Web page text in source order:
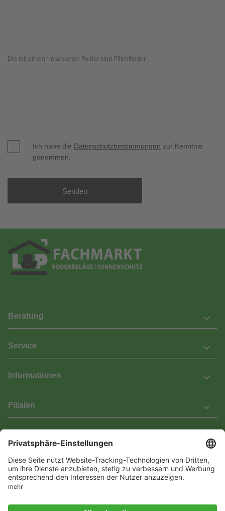
Die mit einem * markierten Felder sind Pflichtfelder.
Ich habe die Datenschutzbestimmungen zur Kenntnis
genommen.
Senden
Beratung
Service
Informationen
Filialen
Barrierefreiheit
Wir bemühen uns, unsere Website barrierefrei zu gestalten.
Einige Inhalte und Funktionen sind derzeit jedoch noch nicht
vollständig zugänglich. Wenn Sie auf Barrieren stoßen oder Hilfe
benötigen, kontaktieren Sie uns bitte unter service[at]knutzen.de.
Vertrag widerrufen
© 2026 Das Laminat & Parketthaus GmbH